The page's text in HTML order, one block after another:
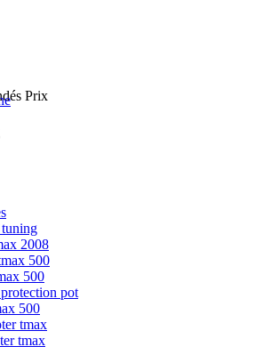
Prix
tuning
2008
500
500
pot
500
tmax
tmax